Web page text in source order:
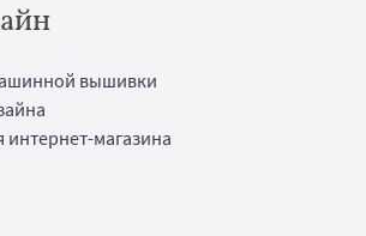
вышивки
интернет-магазина